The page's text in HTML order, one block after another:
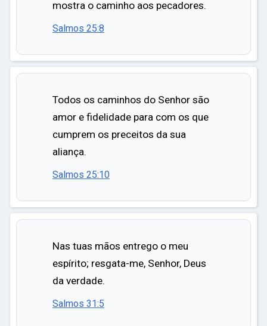
mostra o caminho aos pecadores.
Salmos 25:8
Todos os caminhos do Senhor são
amor e fidelidade para com os que
cumprem os preceitos da sua
aliança.
Salmos 25:10
Nas tuas mãos entrego o meu
espírito; resgata-me, Senhor, Deus
da verdade.
Salmos 31:5